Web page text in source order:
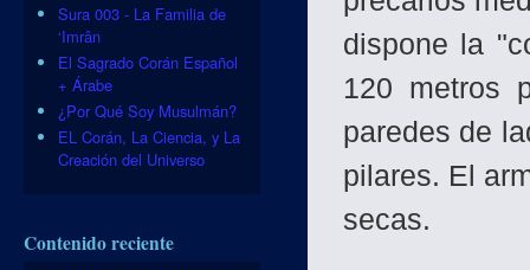
dispone la
120 metros
paredes de
pilares. El
secas.
Sura 003 - La Familia de
‘Imrân
El Sagrado Corán Español
+ Árabe
¿Por Qué Soy Musulmán?
EL Corán, La Ciencia, y La
Creación del Universo
Contenido reciente